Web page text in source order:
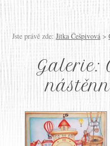
Jste právě zde: Jitka Češpivová >
Galerie: